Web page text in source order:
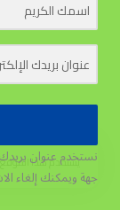
يستخدم هذا الموقع
نستخدم عنوان
جهةويمكنك إلغاء